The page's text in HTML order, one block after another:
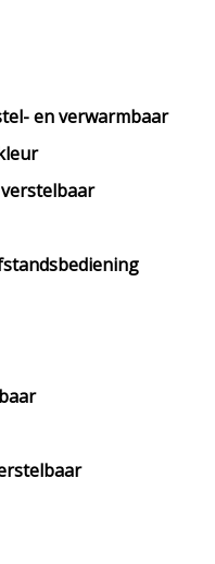
en verwarmbaar